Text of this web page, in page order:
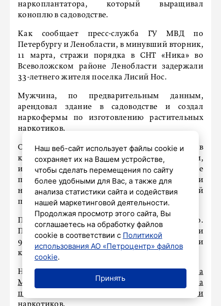
наркоплантатора, который выращивал
коноплю в садоводстве.
Как сообщает пресс-служба ГУ МВД по
Петербургу и Ленобласти, в минувший вторник,
11 марта, стражи порядка в СНТ «Ника» во
Всеволожском районе Ленобласти задержали
33-летнего жителя поселка Лисий Нос.
Мужчина, по предварительным данным,
арендовал здание в садоводстве и создал
наркофермы по изготовлению растительных
наркотиков.
Оперативники обнаружили и изъяли 110 кустов
конопли, оборудование для культивации,
инструменты, электронные весы, а также
полиэтиленовый пакет с частями
наркосодержащих растений общей массой
порядка 6 килограммов.
По факту было возбуждено уголовное дело.
Подозреваемый задержан на основании статьи
91 УПК РФ. Полиция ищет соучастников и
каналы сбыта.
Напомним, ранее мы писали о том, что
на
Московском вокзале в Петербурге пресечена
попытка перевозки крупной партии
Наш веб-сайт использует файлы cookie и
сохраняет их на Вашем устройстве,
чтобы сделать перемещения по сайту
более удобными для Вас, а также для
анализа статистики сайта и содействия
нашей маркетинговой деятельности.
Продолжая просмотр этого сайта, Вы
соглашаетесь на обработку файлов
cookie в соответствии с Политикой
использования АО «Петроцентр» файлов
cookie.
Принять